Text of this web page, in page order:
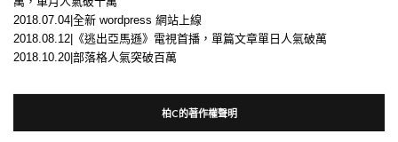
2018.07.04|全新 wordpress 網站上線
2018.08.12|《逃出亞馬遜》電視首播，單篇文章單日人氣破萬
2018.10.20|部落格人氣突破百萬
柏C的著作權聲明